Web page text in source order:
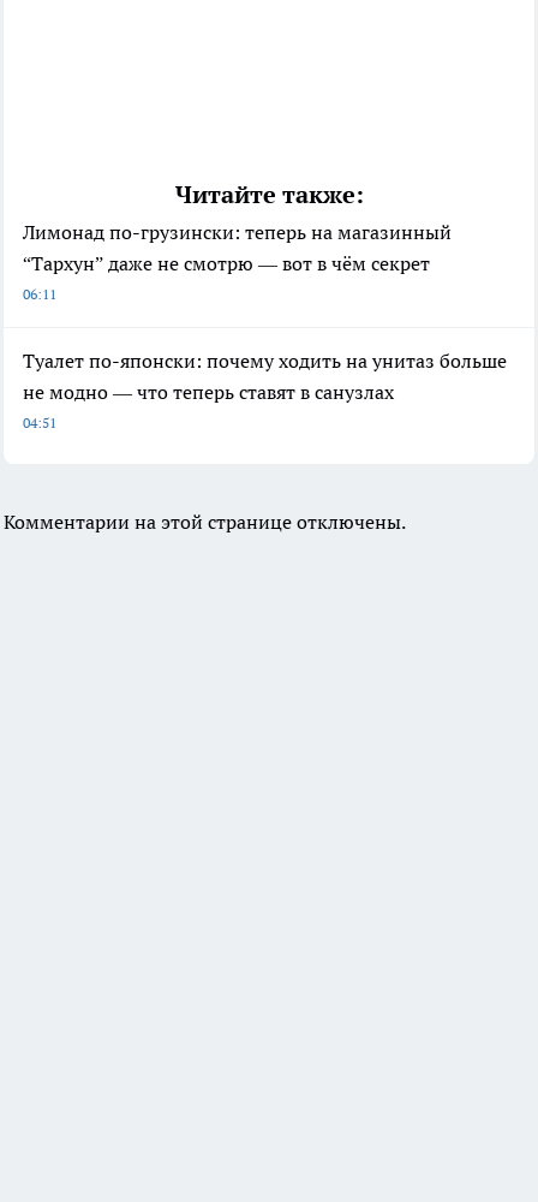
Читайте также:
Лимонад по-грузински: теперь на магазинный
“Тархун” даже не смотрю — вот в чём секрет
06:11
Туалет по-японски: почему ходить на унитаз больше
не модно — что теперь ставят в санузлах
04:51
Комментарии на этой странице отключены.